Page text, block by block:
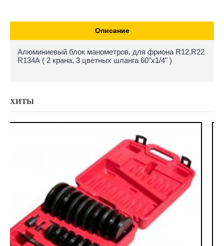
Описание
Алюминиевый блок манометров, для фриона R12,R22
R134А ( 2 крана, 3 цветных шланга 60"х1/4" )
ХИТЫ